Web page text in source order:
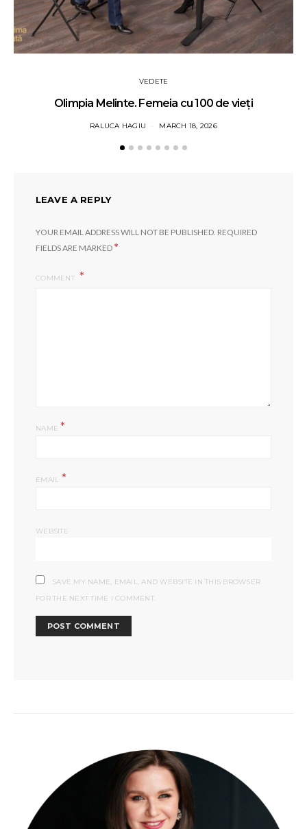
VEDETE
Olimpia Melinte. Femeia cu 100 de vieți
RALUCA HAGIU MARCH 18, 2026
LEAVE A REPLY
YOUR EMAIL ADDRESS WILL NOT BE PUBLISHED. REQUIRED
FIELDS ARE MARKED*
COMMENT
NAME*
EMAIL *
WEBSITE
SAVE MY NAME, EMAIL, AND WEBSITE IN THIS BROWSER
FOR THE NEXT TIME I COMMENT.